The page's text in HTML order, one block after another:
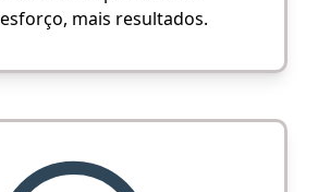
mais resultados.